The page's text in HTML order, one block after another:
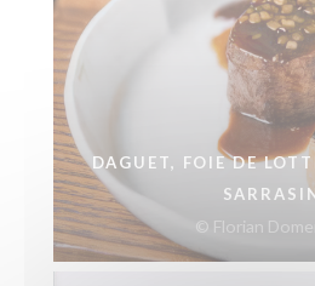
DAGUET, FOIE DE
© Florian